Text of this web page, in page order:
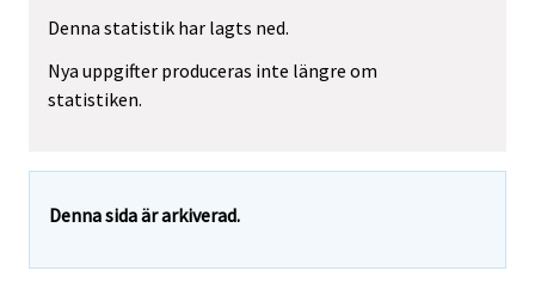
Denna statistik har lagts ned.
Nya uppgifter produceras inte längre om
statistiken.
Denna sida är arkiverad.